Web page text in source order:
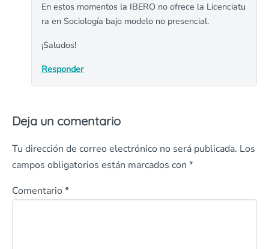
En estos momentos la IBERO no ofrece la Licenciatu
ra en Sociología bajo modelo no presencial.
¡Saludos!
Responder
Deja un comentario
Tu dirección de correo electrónico no será publicada. Los
campos obligatorios están marcados con *
Comentario *